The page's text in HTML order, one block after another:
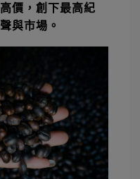
價，創下最高紀
與市場。